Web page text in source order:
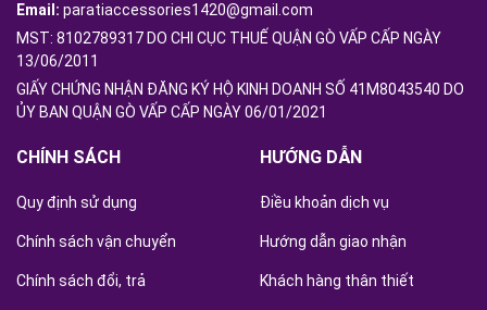
Email: paratiaccessories1420@gmail.com
MST: 8102789317 DO CHI CỤC THUẾ QUẬN GÒ VẤP CẤP NGÀY
13/06/2011
GIẤY CHỨNG NHẬN ĐĂNG KÝ HỘ KINH DOANH SỐ 41M8043540 DO
ỦY BAN QUẬN GÒ VẤP CẤP NGÀY 06/01/2021
CHÍNH SÁCH
Quy định sử dụng
Chính sách vận chuyển
Chính sách đổi, trả
HƯỚNG DẪN
Điều khoản dịch vụ
Hướng dẫn giao nhận
Khách hàng thân thiết